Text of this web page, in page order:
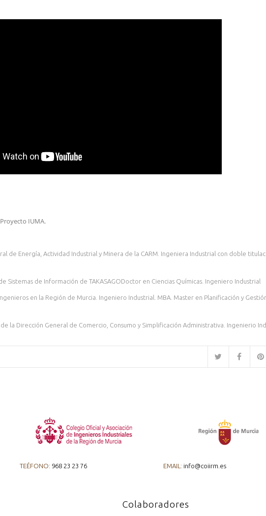
IUMA.
de Energía, Actividad Industrial y Minera de la CARM. Ingeniera Industrial con doble
Sistemas de Información de TAKASAGODoctor en Ciencias Químicas. Ingeniero Industrial
en la Región de Murcia. Ingeniero Industrial. MBA. Master en Planificación y
la Dirección General de Comercio, Consumo y Simplificación Administrativa. Ingenierio
TEÉFONO: 968 23 23 76 EMAIL: info@coiirm.es
Colaboradores